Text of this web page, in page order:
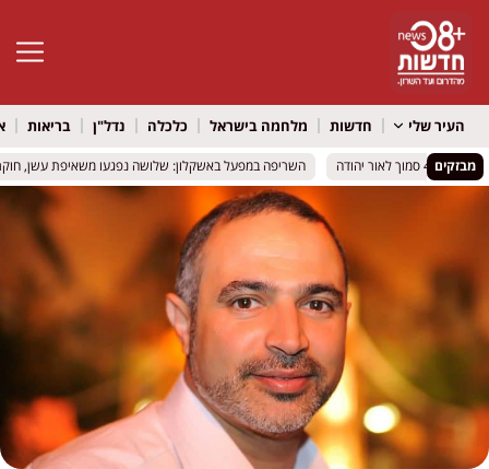
פתח
העיר שלי חדשות מלחמה בישראל כלכלה נדל"ן בריאות
מבזקים השריפה במפעל באשקלון: שלושה נפגעו משאיפת עשן, חוקר
השריפה במפעל באשקלון: שלושה נפגעו משאיפת עשן, חוקר